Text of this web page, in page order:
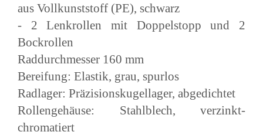
aus Vollkunststoff (PE), schwarz
- 2 Lenkrollen mit Doppelstopp und 2
Bockrollen
Raddurchmesser 160 mm
Bereifung: Elastik, grau, spurlos
Radlager: Präzisionskugellager, abgedichtet
Rollengehäuse: Stahlblech, verzinkt-
chromatiert